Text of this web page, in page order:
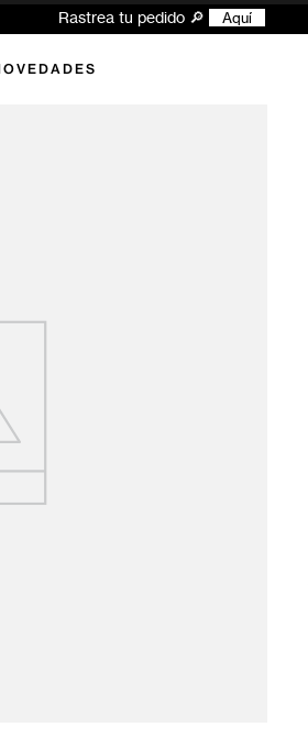
Rastrea tu pedido 🔎 Aquí